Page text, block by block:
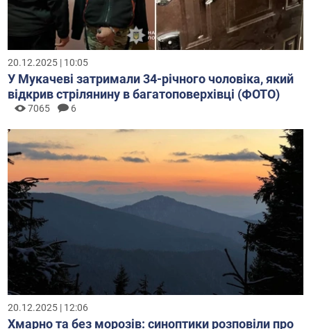
20.12.2025 | 10:05
У Мукачеві затримали 34-річного чоловіка, який
відкрив стрілянину в багатоповерхівці (ФОТО)
7065 6
20.12.2025 | 12:06
Хмарно та без морозів: синоптики розповіли про